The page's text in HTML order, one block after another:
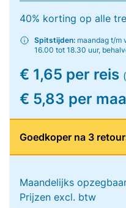
40% korting op alle
Spitstijden: maandag t/m
16.00 tot 18.30 uur,
€ 1,65 per reis
€ 5,83 per
Goedkoper na 3
Maandelijks
Prijzen excl. btw